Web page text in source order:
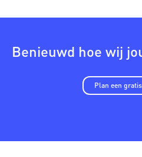
Benieuwd hoe wij
Plan een